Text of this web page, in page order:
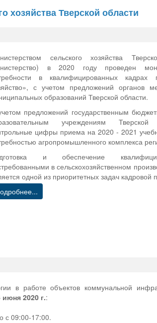
хозяйства Тверской области
сельского хозяйства
в 2020 году проведен
в квалифицированных кадрах
с учетом предложений органов
образований Тверской области.
предложений государственным
учреждениям
цифры приема на 2020 - 2021
агропромышленного комплекса
и обеспечение
в сельскохозяйственном
одной из приоритетных задач кадровой
в работе объектов коммунальной
июня 2020 г.:
с 09:00-17:00.